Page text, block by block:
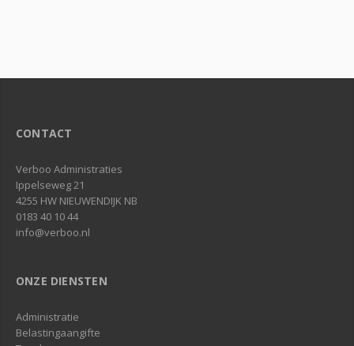
CONTACT
Verboo Administraties
Ippelseweg 21
4255 HW NIEUWENDIJK NB
0183 40 10 44
info@verboo.nl
ONZE DIENSTEN
Administratie
Belastingaangifte